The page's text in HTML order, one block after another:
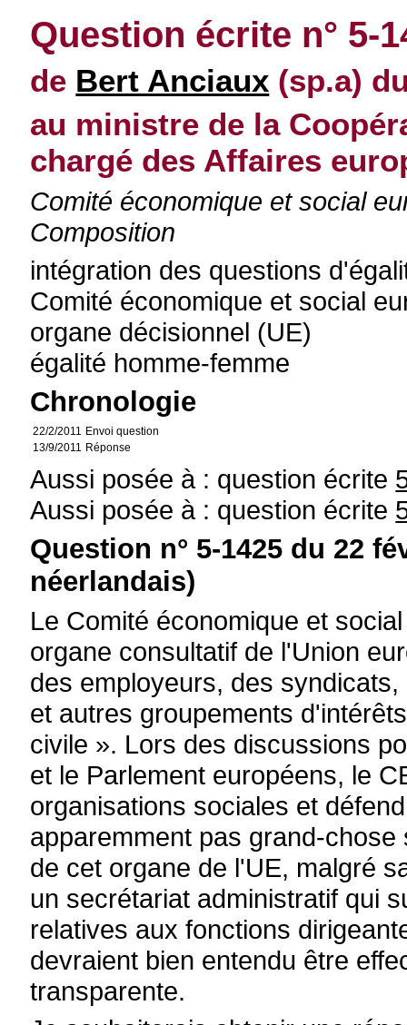
Question écrite n° 5-
de Bert Anciaux (sp.a)
au ministre de la
chargé des Affaires
Comité économique et social
Composition
intégration des questions
Comité économique et social
organe décisionnel (UE)
égalité homme-femme
Chronologie
22/2/2011 Envoi question
13/9/2011 Réponse
Aussi posée à : question écrite
Aussi posée à : question écrite
Question n° 5-1425 du 22
néerlandais)
Le Comité économique et
organe consultatif de l'Union
des employeurs, des
et autres groupements
civile ». Lors des discussions
et le Parlement européens, le
organisations sociales et
apparemment pas grand-
de cet organe de l'UE, malgré
un secrétariat administratif qui
relatives aux fonctions
devraient bien entendu être
transparente.